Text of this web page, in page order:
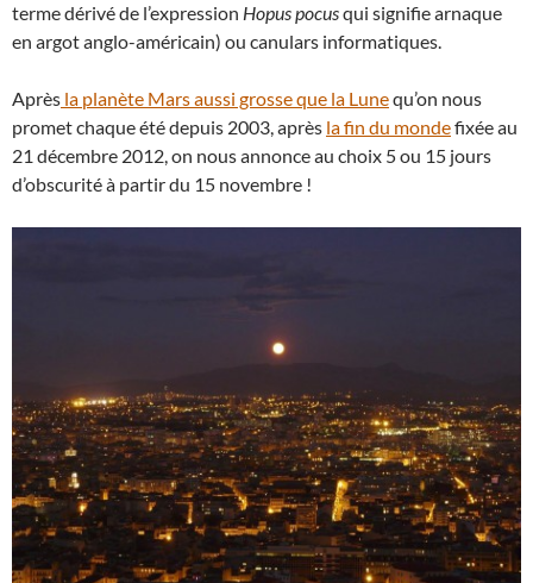
terme dérivé de l’expression Hopus pocusqui signifie arnaque
en argot anglo-américain) ou canulars informatiques.
Après la planète Mars aussi grosse que la Lunequ’on nous
promet chaque été depuis 2003, après la fin du mondefixée au
21 décembre 2012, on nous annonce au choix 5 ou 15 jours
d’obscurité à partir du 15 novembre !